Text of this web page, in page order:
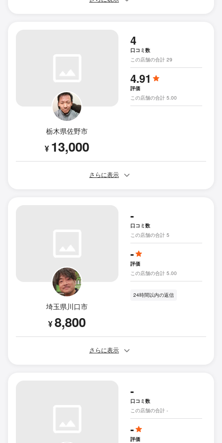
栃木県佐野市
¥ 13,000
4
口コミ数
この店舗の合計 29
4.91
評価
この店舗の合計 5.00
さらに表示
埼玉県川口市
¥8,800
-
口コミ数
この店舗の合計 5
-
評価
この店舗の合計 5.00
24時間以内の返信
さらに表示
-
口コミ数
この店舗の合計 -
-
評価